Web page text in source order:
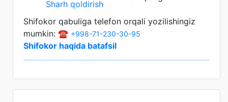
Sharh qoldirish
Shifokor qabuliga telefon orqali yozilishingiz
mumkin: ☎️ +998-71-230-30-95
Shifokor haqida batafsil